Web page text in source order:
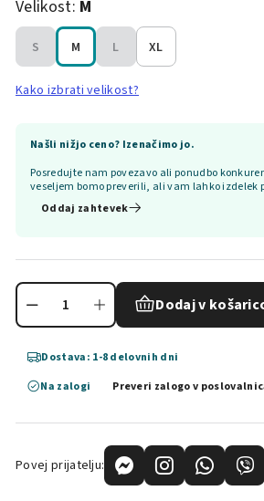
Velikost: M
S M L XL
Kako izbrati velikost?
Našli nižjo ceno? Izenačimo jo.
Posredujte nam povezavo ali ponudbo
veseljem bomo preverili, ali vam lahko izdelek
Oddaj zahtevek
Dodaj v
Dostava: 1-8 delovnih dni
Na zalogi
Preveri zalogo v
Povej prijatelju: